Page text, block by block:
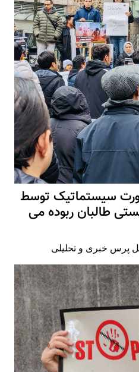
سیستماتیک توسط
طالبان ربوده می
پرس خبری و تحلیلی